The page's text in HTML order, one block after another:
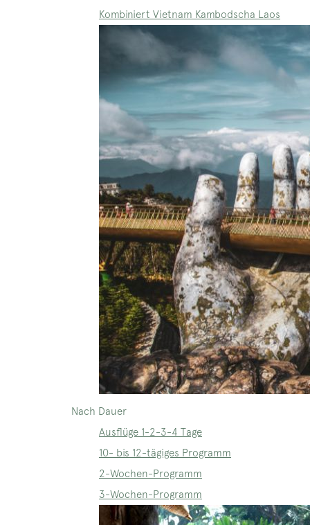
Kombiniert Vietnam Kambodscha Laos
Nach Dauer
Ausflüge 1-2-3-4 Tage
10- bis 12-tägiges Programm
2-Wochen-Programm
3-Wochen-Programm